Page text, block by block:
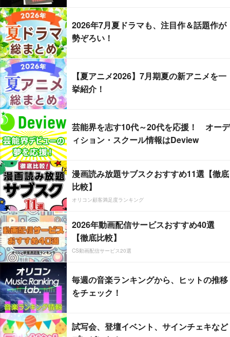
2026年7月夏ドラマも、注目作＆話題作が
勢ぞろい！
【夏アニメ2026】7月期夏の新アニメを一
挙紹介！
芸能界を志す10代～20代を応援！ オーデ
ィション・スクール情報はDeview
漫画読み放題サブスクおすすめ11選【徹底
比較】
オリコン顧客満足度ランキング
2026年動画配信サービスおすすめ40選
【徹底比較】
CS動画配信サービス20選
毎週の音楽ランキングから、ヒットの推移
をチェック！
試写会、登壇イベント、サインチェキなど